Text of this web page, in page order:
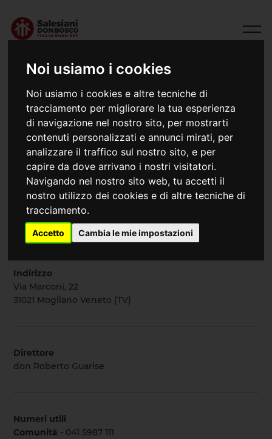
Noi usiamo i cookies
Noi usiamo i cookies e altre tecniche di
tracciamento per migliorare la tua esperienza
di navigazione nel nostro sito, per mostrarti
contenuti personalizzati e annunci mirati, per
analizzare il traffico sul nostro sito, e per
capire da dove arrivano i nostri visitatori.
Navigando nel nostro sito web, tu accetti il
nostro utilizzo dei cookies e di altre tecniche di
tracciamento.
Accetto Cambia le mie impostazioni
Mogliano Veneto I. (Treviso)
(1882) 1926 Collegio Salesiano “Astori”
Email Web
Indirizzo
Via Marconi, 22
31021 Mogliano Veneto (TV)
Direttore
don Roberto Guarise
Numeri utili
Comunità - 041 5987 111